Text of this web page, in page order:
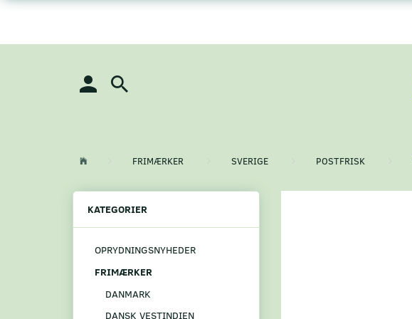
FRIMÆRKER SVERIGE POSTFRISK
KATEGORIER
OPRYDNINGSNYHEDER
FRIMÆRKER
DANMARK
DANSK VESTINDIEN